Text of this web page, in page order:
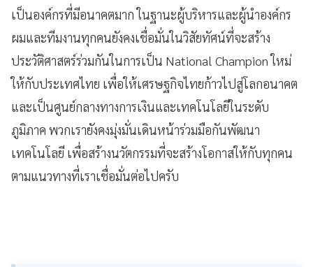
เป็นองค์กรที่มีอนาคตมาก ในฐานะผู้บริหารและผู้นำองค์กร
ผมและทีมงานทุกคนยังคงเชื่อมั่นในวิสัยทัศน์ที่จะสร้าง
ประวัติศาสตร์ร่วมกันในการเป็น National Champion ใหม่
ให้กับประเทศไทย เพื่อให้เศรษฐกิจไทยก้าวไปสู่โลกอนาคต
และเป็นศูนย์กลางทางการเงินและเทคโนโลยีในระดับ
ภูมิภาค พวกเรายังคงมุ่งมั่นเดินหน้าร่วมมือกันพัฒนา
เทคโนโลยี เพื่อสร้างนวัตกรรมที่จะสร้างโอกาสให้กับทุกคน
ตามแนวทางที่เราเชื่อมั่นต่อไปครับ